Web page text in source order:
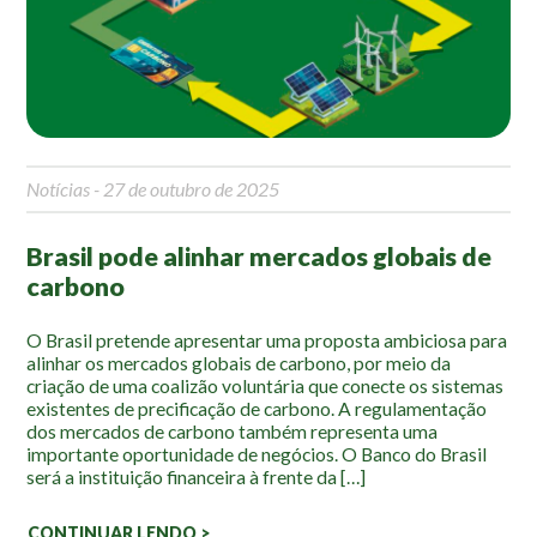
Mapa Ilustrado
Fauna e Flora
Palmeira Juçara
Borboletas
Cambuci
Liquens
Tucano do Bico Verde
Atividades
Escolas e Universidades
Notícias - 27 de outubro de 2025
Brasil pode alinhar mercados globais de
carbono
O Brasil pretende apresentar uma proposta ambiciosa para
alinhar os mercados globais de carbono, por meio da
criação de uma coalizão voluntária que conecte os sistemas
existentes de precificação de carbono. A regulamentação
dos mercados de carbono também representa uma
importante oportunidade de negócios. O Banco do Brasil
será a instituição financeira à frente da […]